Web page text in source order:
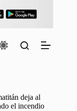
deja al
el incendio